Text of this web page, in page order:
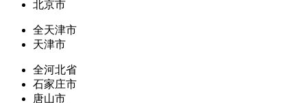
北京市
全天津市
天津市
全河北省
石家庄市
唐山市